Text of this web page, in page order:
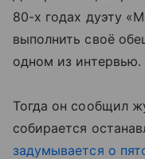
80-х годах дуэту
выполнить своё
одном из интервью.
Тогда он сообщил
собирается
задумывается о